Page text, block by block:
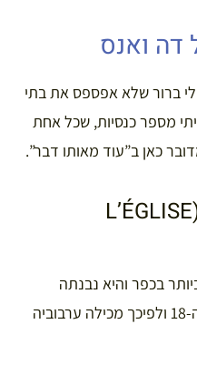
דה ואנס
לי ברור שלא אפספס את בתי
מספר כנסיות, שכל אחת
כאן ב”עוד מאותו דבר”.
הכנסייה הקולגיאלית (L’ÉGLISE
בכפר והיא נבנתה
בשלבים בין המאה ה-14 למאה ה-18 ולפיכך מכילה ערבוביה